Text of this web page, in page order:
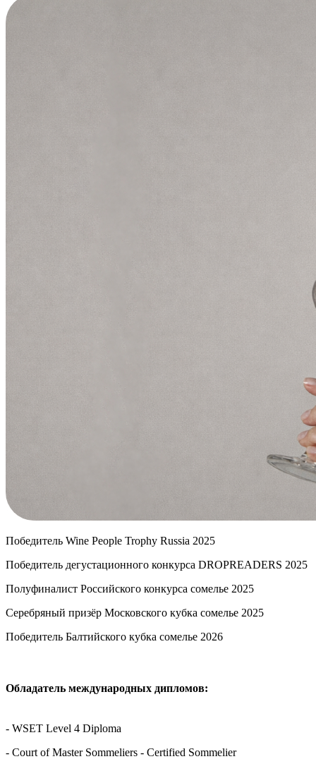
Победитель Wine People Trophy Russia 2025
Победитель дегустационного конкурса DROPREADERS 2025
Полуфиналист Российского конкурса сомелье 2025
Серебряный призёр Московского кубка сомелье 2025
Победитель Балтийского кубка сомелье 2026
Обладатель международных дипломов:
- WSET Level 4 Diploma
- Court of Master Sommeliers - Certified Sommelier